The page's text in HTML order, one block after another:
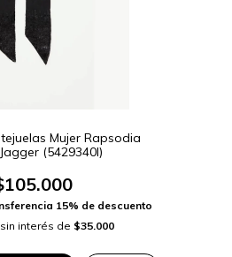
Mujer Rapsodia
(5429340I)
15% de descuento
interés de $35.000